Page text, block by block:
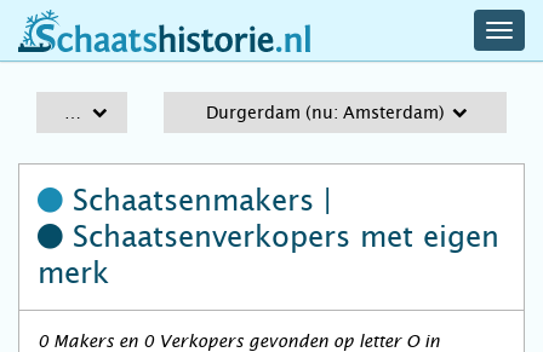
schaatshistorie.nl
Durgerdam (nu: Amsterdam)
Schaatsenmakers |
Schaatsenverkopers met eigen
merk
0 Makers en 0 Verkopers gevonden op letter O in